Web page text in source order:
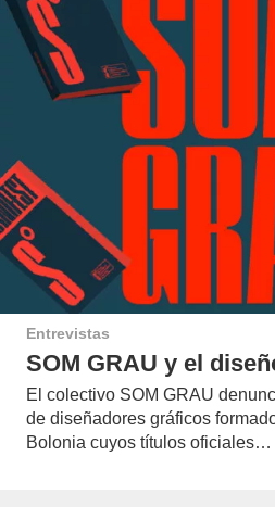
Entrevistas
SOM GRAU y el
El colectivo SOM GRAU
de diseñadores gráficos
Bolonia cuyos títulos oficiales…